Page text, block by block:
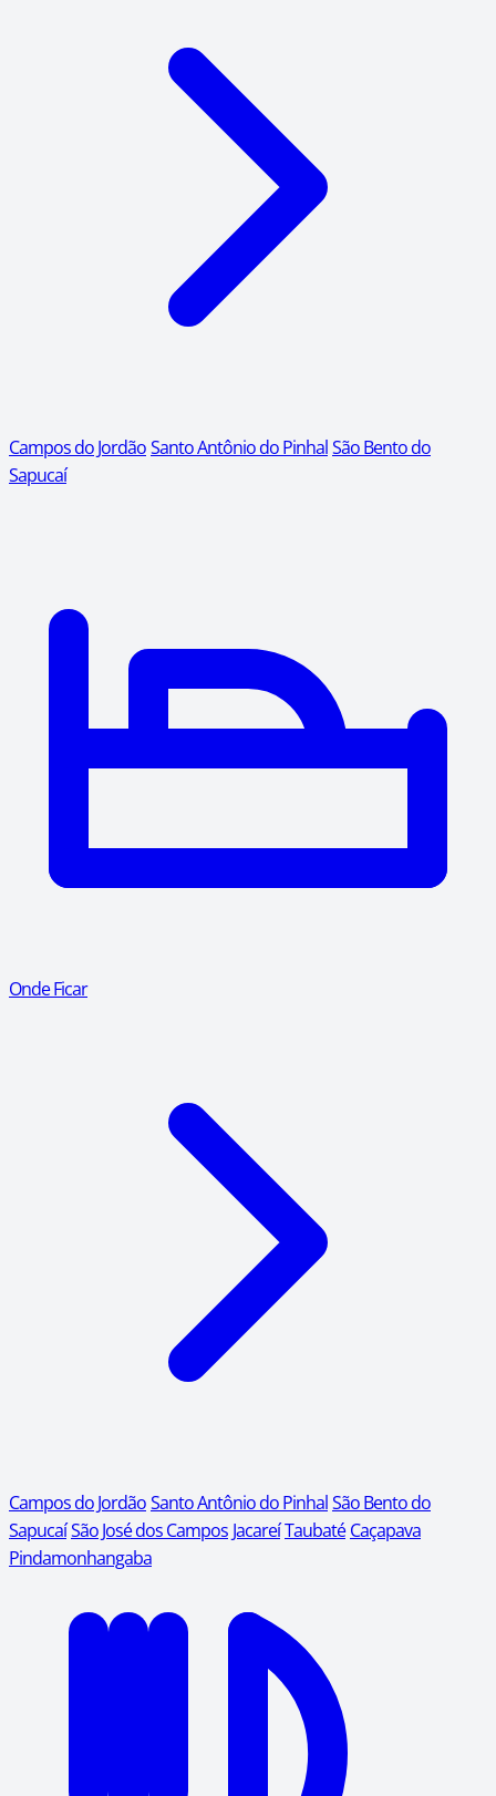
Campos do JordãoSanto Antônio do PinhalSão Bento do
Sapucaí
Onde Ficar
Campos do JordãoSanto Antônio do PinhalSão Bento do
SapucaíSão José dos Campos JacareíTaubaté Caçapava
Pindamonhangaba